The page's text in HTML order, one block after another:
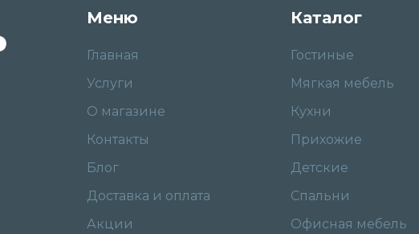
Меню
Главная
Услуги
О магазине
Контакты
Блог
Доставка и оплата
Акции
Каталог
Гостиные
Мягкая мебель
Кухни
Прихожие
Детские
Спальни
Офисная мебель